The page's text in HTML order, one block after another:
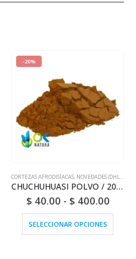
-20%
CORTEZAS AFRODISÍACAS, NOVEDADES (DHL O FEDEX)
CHUCHUHUASI POLVO / 200gr a 1kg - (Maytenus Laevis) 100% Pura Corteza Natural y Ecológica
$ 40.00 - $ 400.00
SELECCIONAR OPCIONES